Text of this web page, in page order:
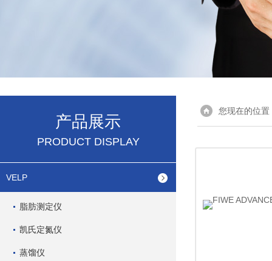
产品展示
PRODUCT DISPLAY
VELP
脂肪测定仪
凯氏定氮仪
蒸馏仪
您现在的位置